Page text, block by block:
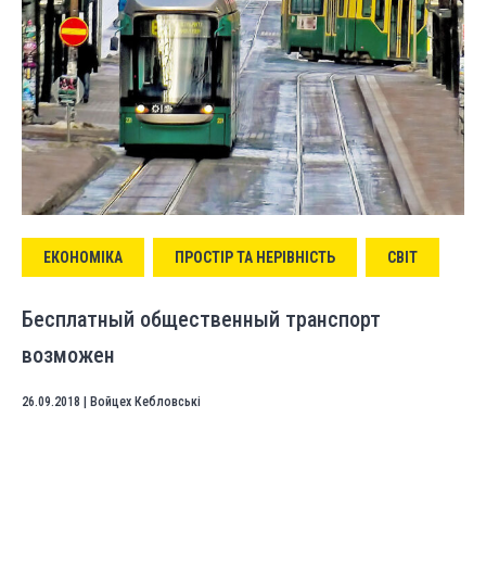
ЕКОНОМІКА ПРОСТІР ТА НЕРІВНІСТЬ СВІТ
Бесплатный общественный транспорт
возможен
26.09.2018 Войцех Кебловські